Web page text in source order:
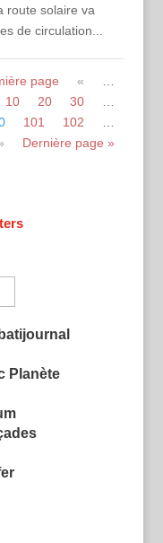
route solaire va
de circulation...
page «
10
20 30
101 102
Dernière page »
Planète